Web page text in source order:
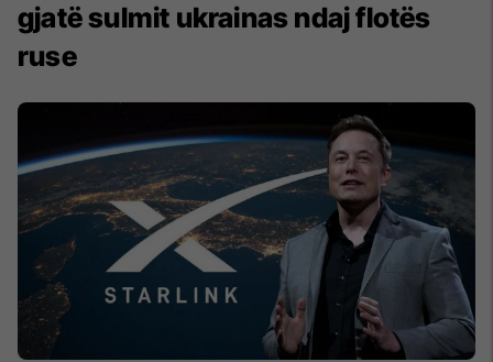
gjatë sulmit ukrainas ndaj flotës
ruse